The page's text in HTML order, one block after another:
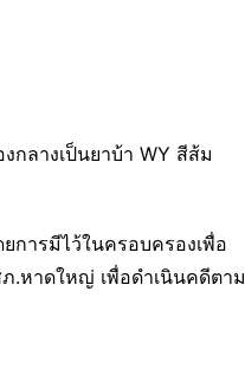
กลางเป็นยาบ้า WY สีส้ม
การมีไว้ในครอบครองเพื่อ
.หาดใหญ่ เพื่อดำเนินคดีตาม